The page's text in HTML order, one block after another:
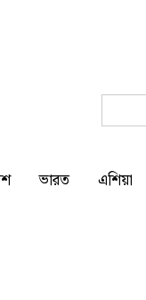
ভারত এশিয়া